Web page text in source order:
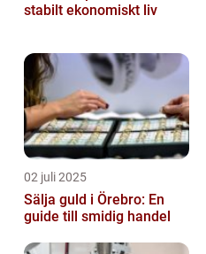
stabilt ekonomiskt liv
02 juli 2025
Sälja guld i Örebro: En
guide till smidig handel